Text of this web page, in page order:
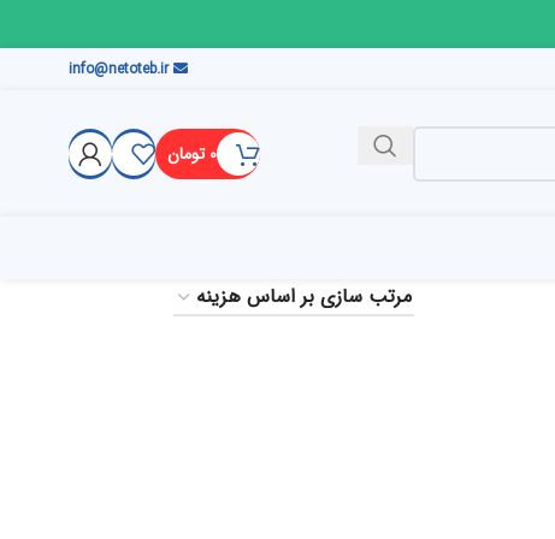
info@netoteb.ir
۰ تومان